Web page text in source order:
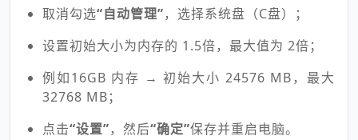
取消勾选“自动管理”，选择系统盘（C盘）；
设置初始大小为内存的 1.5倍，最大值为 2倍；
例如16GB 内存 → 初始大小 24576 MB，最大
32768 MB；
点击“设置”，然后“确定”保存并重启电脑。